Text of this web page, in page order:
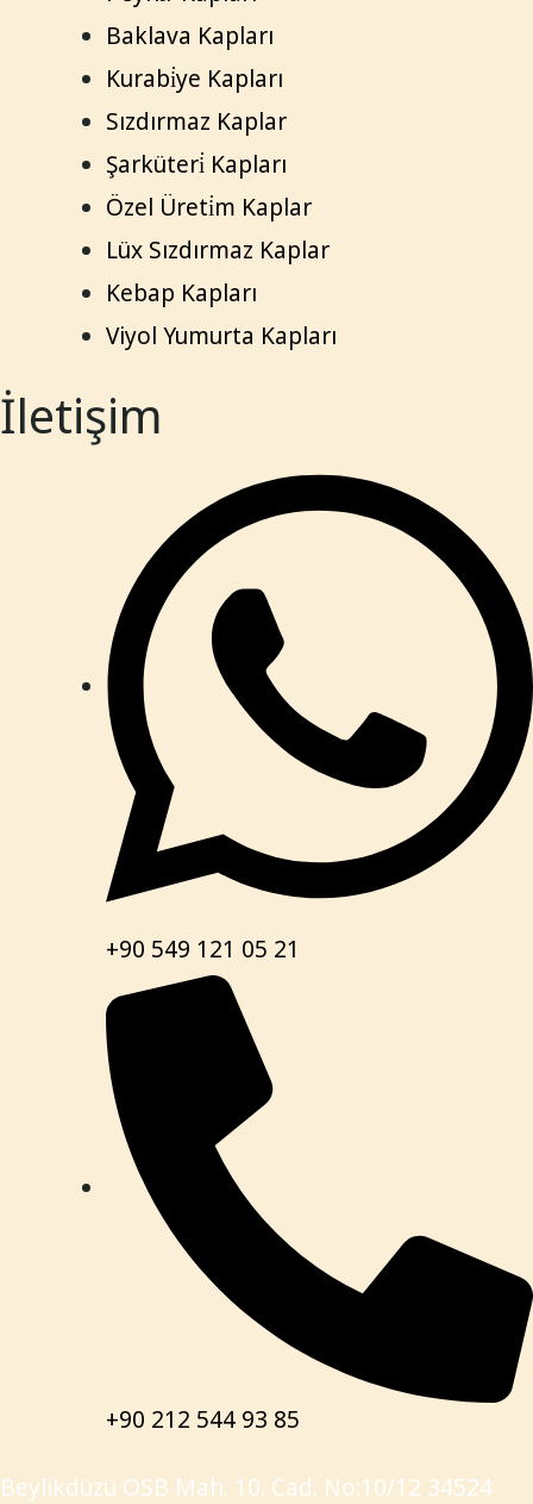
Baklava Kapları
Kurabi̇ye Kapları
Sızdırmaz Kaplar
Şarküteri̇ Kapları
Özel Üreti̇m Kaplar
Lüx Sızdırmaz Kaplar
Kebap Kapları
Viyol Yumurta Kapları
İletişim
+90 549 121 05 21
+90 212 544 93 85
Beylikdüzü OSB Mah. 10. Cad. No:10/12 34524